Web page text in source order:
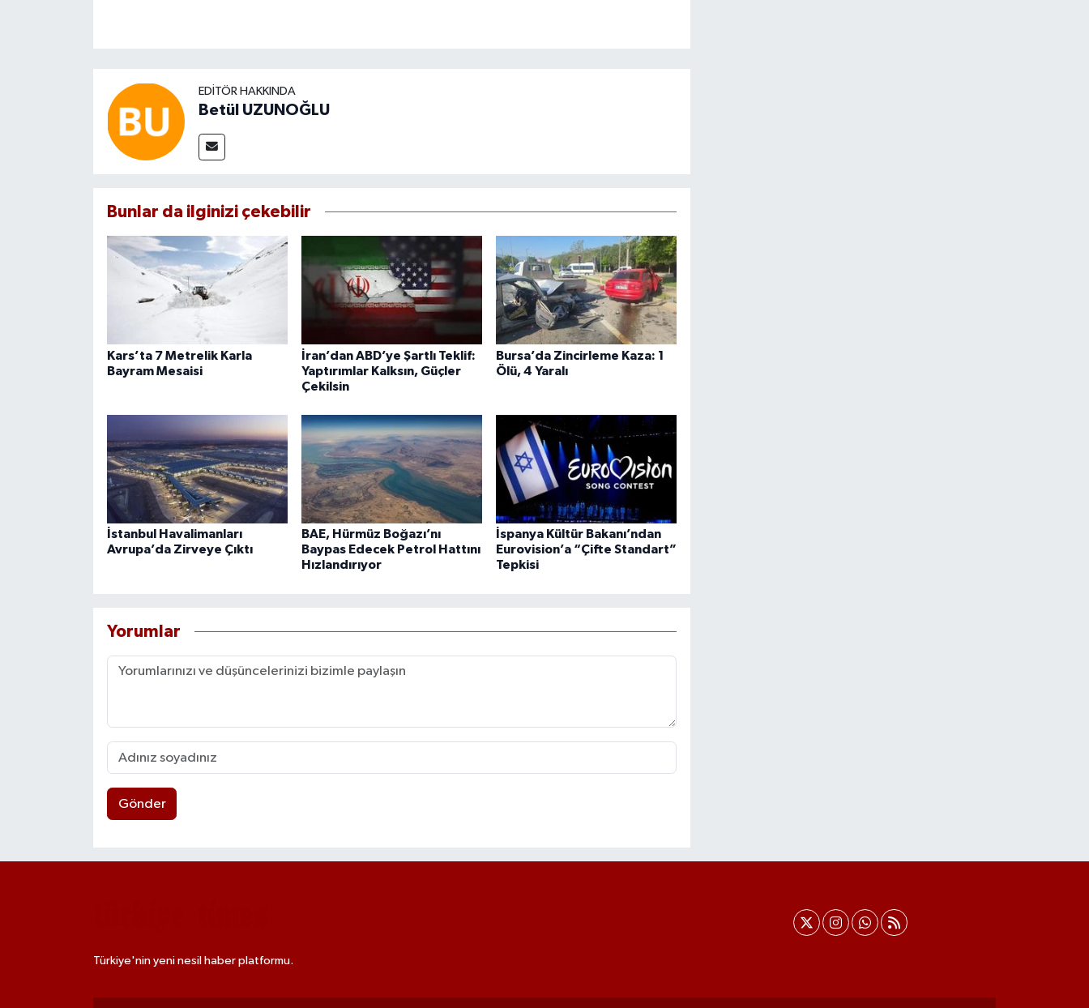
EDITÖR HAKKINDA
Betül UZUNOĞLU
Bunlar da ilginizi çekebilir
Kars’ta 7 Metrelik Karla
Bayram Mesaisi
İran’dan ABD’ye Şartlı Teklif:
Yaptırımlar Kalksın, Güçler
Çekilsin
Bursa’da Zincirleme Kaza: 1
Ölü, 4 Yaralı
İstanbul Havalimanları
Avrupa’da Zirveye Çıktı
BAE, Hürmüz Boğazı’nı
Baypas Edecek Petrol Hattını
Hızlandırıyor
İspanya Kültür Bakanı’ndan
Eurovision’a “Çifte Standart”
Tepkisi
Yorumlar
Gönder
Türkiye'nin yeni nesil haber platformu.